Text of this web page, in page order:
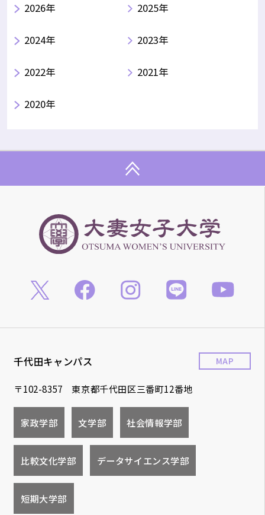
2026年 2025年
2024年 2023年
2022年 2021年
2020年
千代田キャンパス
〒102-8357 東京都千代田区三番町12番地
MAP
家政学部 文学部 社会情報学部
比較文化学部 データサイエンス学部
短期大学部